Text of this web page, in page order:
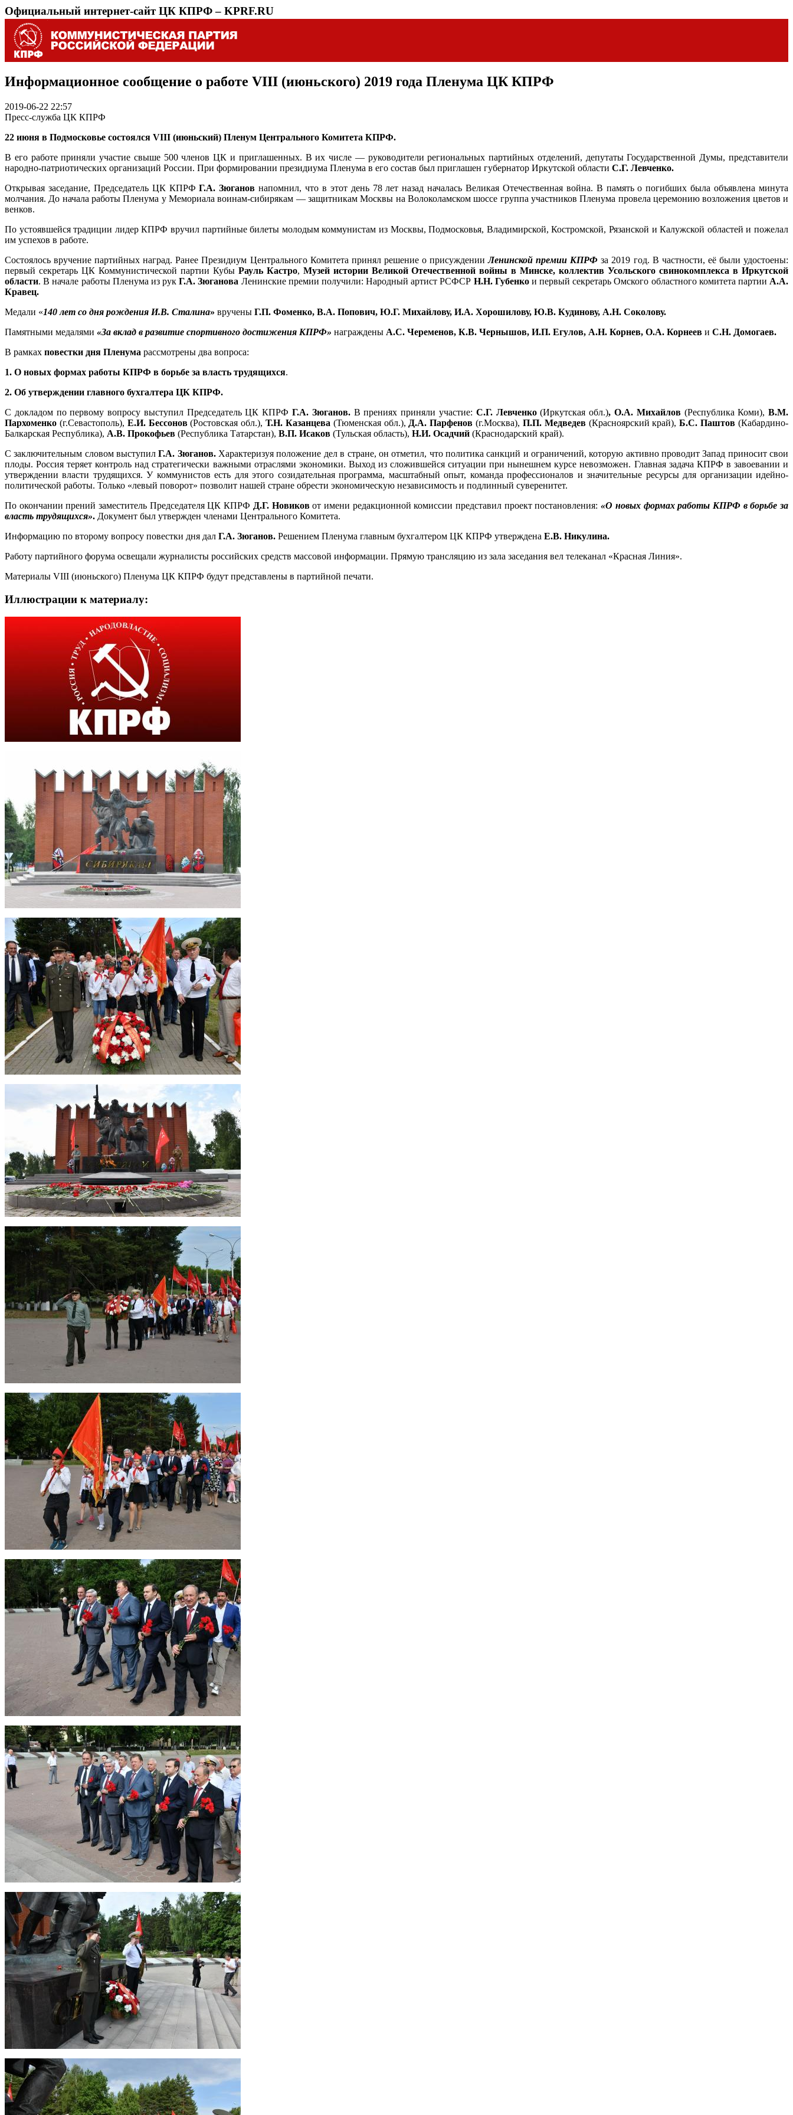
Официальный интернет-сайт ЦК КПРФ – KPRF.RU
Информационное сообщение о работе VIII (июньского) 2019 года Пленума ЦК КПРФ
2019-06-22 22:57
Пресс-служба ЦК КПРФ
22 июня в Подмосковье состоялся VIII (июньский) Пленум Центрального Комитета КПРФ.
В его работе приняли участие свыше 500 членов ЦК и приглашенных. В их числе — руководители региональных партийных отделений, депутаты Государственной Думы, представители
народно-патриотических организаций России. При формировании президиума Пленума в его состав был приглашен губернатор Иркутской области С.Г. Левченко.
Открывая заседание, Председатель ЦК КПРФГ.А. Зюгановнапомнил, что в этот день 78 лет назад началась Великая Отечественная война. В память о погибших была объявлена минута
молчания. До начала работы Пленума у Мемориала воинам-сибирякам — защитникам Москвы на Волоколамском шоссе группа участников Пленума провела церемонию возложения цветов и
венков.
По устоявшейся традиции лидер КПРФ вручил партийные билеты молодым коммунистам из Москвы, Подмосковья, Владимирской, Костромской, Рязанской и Калужской областей и пожелал
им успехов в работе.
Состоялось вручение партийных наград. Ранее Президиум Центрального Комитета принял решение о присужденииЛенинской премии КПРФ за 2019 год. В частности, её были удостоены:
первый секретарь ЦК Коммунистической партии КубыРауль Кастро, Музей истории Великой Отечественной войны в Минске, коллектив Усольского свинокомплекса в Иркутской
области. В начале работы Пленума из рукГ.А. Зюганова Ленинские премии получили: Народный артист РСФСР Н.Н. Губенкои первый секретарь Омского областного комитета партии А.А.
Кравец.
Медали «140 лет со дня рождения И.В. Сталина» вручены Г.П. Фоменко, В.А. Попович, Ю.Г. Михайлову, И.А. Хорошилову, Ю.В. Кудинову, А.Н. Соколову.
Памятными медалями «За вклад в развитие спортивного достижения КПРФ» награждены А.С. Череменов, К.В. Чернышов, И.П. Егулов, А.Н. Корнев, О.А. Корнеев и С.Н. Домогаев.
В рамках повестки дня Пленума рассмотрены два вопроса:
1. О новых формах работы КПРФ в борьбе за власть трудящихся.
2. Об утверждении главного бухгалтера ЦК КПРФ.
С докладом по первому вопросу выступил Председатель ЦК КПРФГ.А. Зюганов. В прениях приняли участие: С.Г. Левченко(Иркутская обл.), О.А. Михайлов (Республика Коми),В.М.
Пархоменко (г.Севастополь), Е.И. Бессонов(Ростовская обл.),Т.Н. Казанцева (Тюменская обл.), Д.А. Парфенов(г.Москва), П.П. Медведев (Красноярский край),Б.С. Паштов(Кабардино-
Балкарская Республика), А.В. Прокофьев (Республика Татарстан), В.П. Исаков (Тульская область), Н.И. Осадчий (Краснодарский край).
С заключительным словом выступилГ.А. Зюганов. Характеризуя положение дел в стране, он отметил, что политика санкций и ограничений, которую активно проводит Запад приносит свои
плоды. Россия теряет контроль над стратегически важными отраслями экономики. Выход из сложившейся ситуации при нынешнем курсе невозможен. Главная задача КПРФ в завоевании и
утверждении власти трудящихся. У коммунистов есть для этого созидательная программа, масштабный опыт, команда профессионалов и значительные ресурсы для организации идейно-
политической работы. Только «левый поворот» позволит нашей стране обрести экономическую независимость и подлинный суверенитет.
По окончании прений заместитель Председателя ЦК КПРФ Д.Г. Новиковот имени редакционной комиссии представил проект постановления:«О новых формах работы КПРФ в борьбе за
власть трудящихся». Документ был утвержден членами Центрального Комитета.
Информацию по второму вопросу повестки дня дал Г.А. Зюганов. Решением Пленума главным бухгалтером ЦК КПРФ утверждена Е.В. Никулина.
Работу партийного форума освещали журналисты российских средств массовой информации. Прямую трансляцию из зала заседания вел телеканал «Красная Линия».
Материалы VIII (июньского) Пленума ЦК КПРФ будут представлены в партийной печати.
Иллюстрации к материалу: